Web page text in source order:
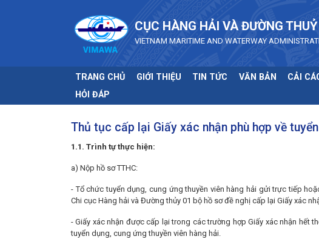
CỤC HÀNG HẢI VÀ ĐƯỜNG
VIETNAM MARITIME AND WATERWAY
TRANG CHỦ GIỚI THIỆU TIN TỨC VĂN BẢN CẢI
HỎI ĐÁP
Thủ tục cấp lại Giấy xác nhận phù hợp về
1.1. Trình tự thực hiện:
a) Nộp hồ sơ TTHC:
- Tổ chức tuyển dụng, cung ứng thuyền viên hàng hải gửi trực tiếp
Chi cục Hàng hải và Đường thủy 01 bộ hồ sơ đề nghị cấp lại Giấy xác
- Giấy xác nhận được cấp lại trong các trường hợp Giấy xác nhận
tuyển dụng, cung ứng thuyền viên hàng hải.